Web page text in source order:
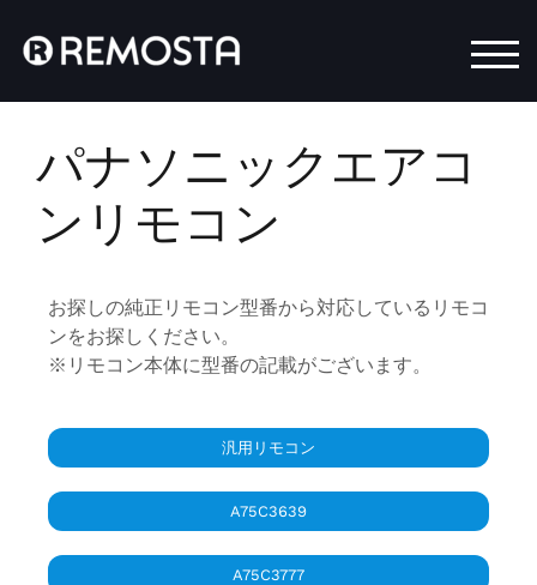
モバ
パナソニックエアコ
ンリモコン
お探しの純正リモコン型番から対応しているリモコ
ンをお探しください。
※リモコン本体に型番の記載がございます。
汎用リモコン
A75C3639
A75C3777